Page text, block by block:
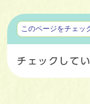
マイページ
このページをチェッ
チェックして